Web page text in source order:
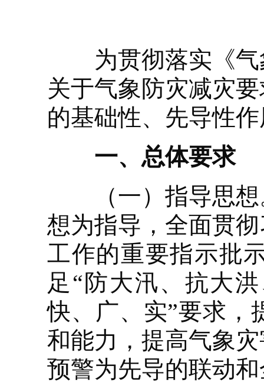
为贯彻落实《气
关于气象防灾减灾
的基础性、先导性
一、总体要求
（一）指导思想
想为指导，全面贯
工作的重要指示批
足“防大汛、抗大
快、广、实”要求，
和能力，提高气象
预警为先导的联动